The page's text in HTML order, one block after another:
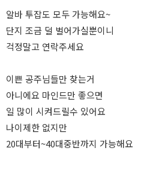
알바 투잡도 모두 가능해요~
단지 조금 덜 벌어가실뿐이니
걱정말고 연락주세요
이쁜 공주님들만 찾는거
아니에요 마인드만 좋으면
일 많이 시켜드릴수 있어요
나이제한 없지만
20대부터~40대중반까지 가능해요